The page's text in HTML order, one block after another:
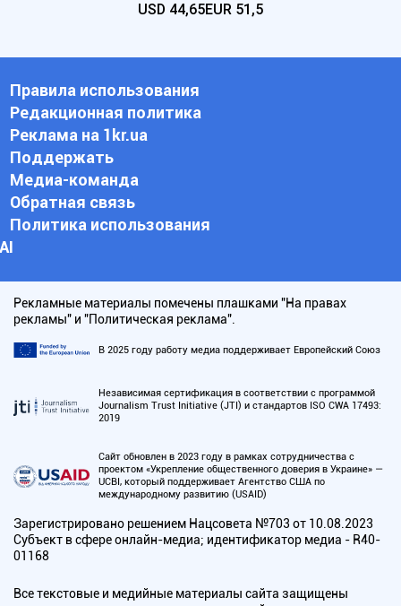
USD 44,65EUR 51,5
Правила использования
Редакционная политика
Реклама на 1kr.ua
Поддержать
Медиа-команда
Обратная связь
Политика использования
АI
Рекламные материалы помечены плашками "На правах
рекламы" и "Политическая реклама".
В 2025 году работу медиа поддерживает Европейский Союз
Независимая сертификация в соответствии с программой
Journalism Trust Initiative (JTI) и стандартов ISO CWA 17493:
2019
Сайт обновлен в 2023 году в рамках сотрудничества с
проектом «Укрепление общественного доверия в Украине» —
UCBI, который поддерживает Агентство США по
международному развитию (USAID)
Зарегистрировано решением Нацсовета №703 от 10.08.2023
Субъект в сфере онлайн-медиа; идентификатор медиа - R40-
01168
Все текстовые и медийные материалы сайта защищены